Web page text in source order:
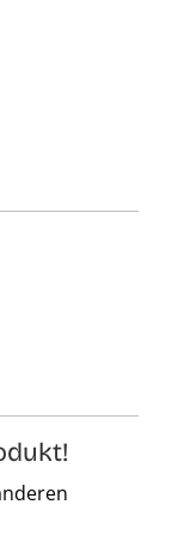
von 5 Sternen